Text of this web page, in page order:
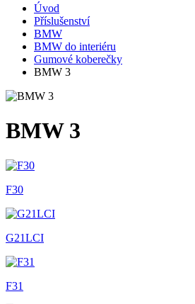
Úvod
Příslušenství
BMW
BMW do interiéru
Gumové koberečky
BMW 3
BMW 3
F30
G21LCI
F31